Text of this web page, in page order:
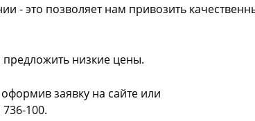
- это позволяет нам привозить
низкие цены.
заявку на сайте или
100.